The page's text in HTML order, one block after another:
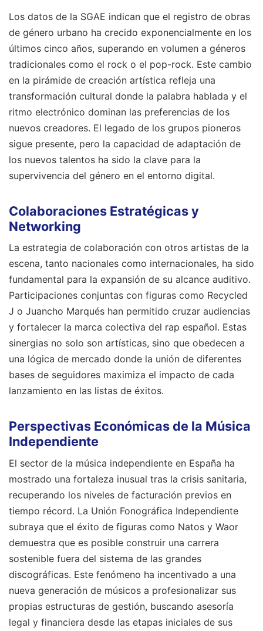
Los datos de la SGAE indican que el registro de obras
de género urbano ha crecido exponencialmente en los
últimos cinco años, superando en volumen a géneros
tradicionales como el rock o el pop-rock. Este cambio
en la pirámide de creación artística refleja una
transformación cultural donde la palabra hablada y el
ritmo electrónico dominan las preferencias de los
nuevos creadores. El legado de los grupos pioneros
sigue presente, pero la capacidad de adaptación de
los nuevos talentos ha sido la clave para la
supervivencia del género en el entorno digital.
Colaboraciones Estratégicas y
Networking
La estrategia de colaboración con otros artistas de la
escena, tanto nacionales como internacionales, ha sido
fundamental para la expansión de su alcance auditivo.
Participaciones conjuntas con figuras como Recycled
J o Juancho Marqués han permitido cruzar audiencias
y fortalecer la marca colectiva del rap español. Estas
sinergias no solo son artísticas, sino que obedecen a
una lógica de mercado donde la unión de diferentes
bases de seguidores maximiza el impacto de cada
lanzamiento en las listas de éxitos.
Perspectivas Económicas de la Música
Independiente
El sector de la música independiente en España ha
mostrado una fortaleza inusual tras la crisis sanitaria,
recuperando los niveles de facturación previos en
tiempo récord. La Unión Fonográfica Independiente
subraya que el éxito de figuras como Natos y Waor
demuestra que es posible construir una carrera
sostenible fuera del sistema de las grandes
discográficas. Este fenómeno ha incentivado a una
nueva generación de músicos a profesionalizar sus
propias estructuras de gestión, buscando asesoría
legal y financiera desde las etapas iniciales de sus